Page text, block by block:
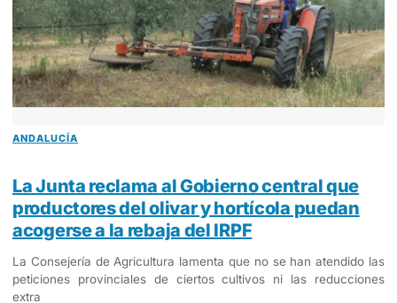
ANDALUCÍA
La Junta reclama al Gobierno central que
productores del olivar y hortícola puedan
acogerse a la rebaja del IRPF
La Consejería de Agricultura lamenta que no se han atendido las
peticiones provinciales de ciertos cultivos ni las reducciones
extra